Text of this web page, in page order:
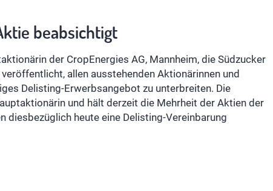
beabsichtigt
der CropEnergies AG, Mannheim, die Südzucker
allen ausstehenden Aktionärinnen und
Delisting-Erwerbsangebot zu unterbreiten. Die
und hält derzeit die Mehrheit der Aktien der
diesbezüglich heute eine Delisting-Vereinbarung